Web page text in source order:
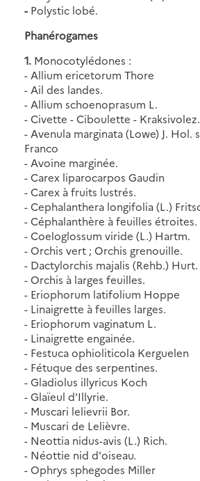
- Polystic lobé.
Phanérogames
1. Monocotylédones :
- Allium ericetorum Thore
- Ail des landes.
- Allium schoenoprasum L.
- Civette - Ciboulette - Kraksivolez.
- Avenula marginata (Lowe) J. Hol.
Franco
- Avoine marginée.
- Carex liparocarpos Gaudin
- Carex à fruits lustrés.
- Cephalanthera longifolia (L.)
- Céphalanthère à feuilles étroites.
- Coeloglossum viride (L.) Hartm.
- Orchis vert ; Orchis grenouille.
- Dactylorchis majalis (Rehb.)
- Orchis à larges feuilles.
- Eriophorum latifolium Hoppe
- Linaigrette à feuilles larges.
- Eriophorum vaginatum L.
- Linaigrette engainée.
- Festuca ophioliticola Kerguelen
- Fétuque des serpentines.
- Gladiolus illyricus Koch
- Glaïeul d'Illyrie.
- Muscari lelievrii Bor.
- Muscari de Lelièvre.
- Neottia nidus-avis (L.) Rich.
- Néottie nid d'oiseau.
- Ophrys sphegodes Miller